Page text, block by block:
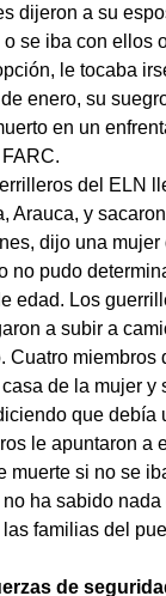
dijeron a su
se iba con ellos
le tocaba
enero, su
en un
del ELN
Arauca, y
dijo una
no pudo
edad. Los
a subir a
Cuatro miembros
de la mujer y
que debía
le apuntaron a
muerte si no se
no ha sabido
las familias del
de